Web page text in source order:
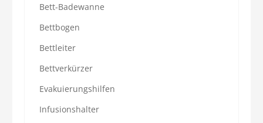
Bett-Badewanne
Bettbogen
Bettleiter
Bettverkürzer
Evakuierungshilfen
Infusionshalter